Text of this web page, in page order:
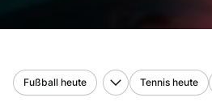
Fußball heute Tennis heute